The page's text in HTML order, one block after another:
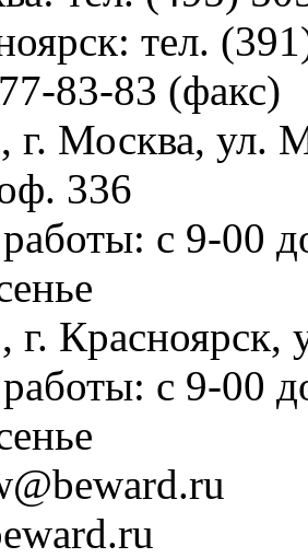
тел.
83-83 (факс)
г. Москва, ул.
336
с 9-00
г.
с 9-00